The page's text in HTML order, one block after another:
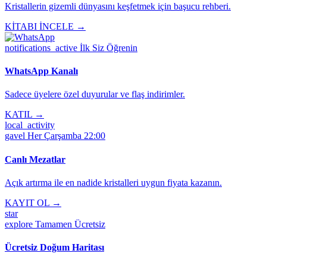
Kristallerin gizemli dünyasını keşfetmek için başucu rehberi.
KİTABI İNCELE →
notifications_active İlk Siz Öğrenin
WhatsApp Kanalı
Sadece üyelere özel duyurular ve flaş indirimler.
KATIL →
local_activity
gavel Her Çarşamba 22:00
Canlı Mezatlar
Açık artırma ile en nadide kristalleri uygun fiyata kazanın.
KAYIT OL →
star
explore Tamamen Ücretsiz
Ücretsiz Doğum Haritası